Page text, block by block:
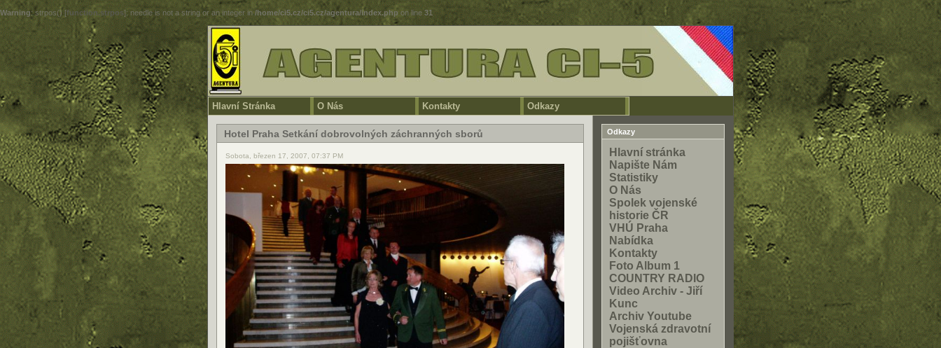
Warning: strpos() [function.strpos]: needle is not a string or an integer in/home/ci5.cz/ci5.cz/agentura/index.php on line31
Hlavní Stránka O Nás Kontakty Odkazy
Hotel Praha Setkání dobrovolných záchranných sborů
Sobota, březen 17, 2007, 07:37 PM
Odkazy
Hlavní stránka
Napište Nám
Statistiky
O Nás
Spolek vojenské
historie ČR
VHÚ Praha
Nabídka
Kontakty
Foto Album 1
COUNTRY RADIO
Video Archiv - Jiří
Kunc
Archiv Youtube
Vojenská zdravotní
pojišťovna